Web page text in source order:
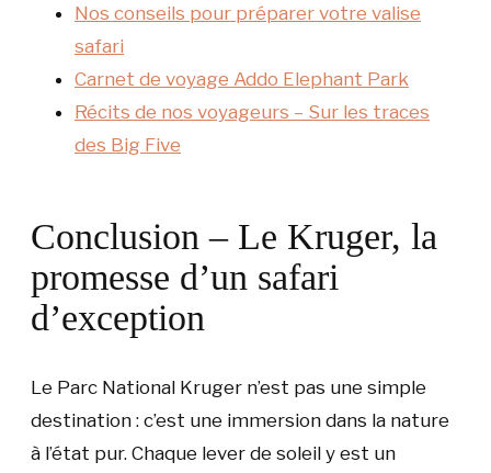
Nos conseils pour préparer votre valise
safari
Carnet de voyage Addo Elephant Park
Récits de nos voyageurs – Sur les traces
des Big Five
Conclusion – Le Kruger, la
promesse d’un safari
d’exception
Le Parc National Kruger n’est pas une simple
destination : c’est une immersion dans la nature
à l’état pur. Chaque lever de soleil y est un